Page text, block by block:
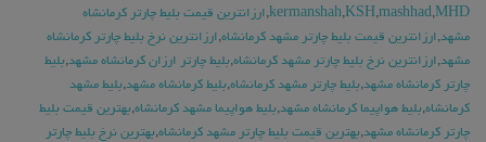
kermanshah,KSH,mashhad,MHD
,ارزانترین قیمت بلیط چارتر کرمانشاه
مشهد,ارزانترین قیمت بلیط چارتر مشهد کرمانشاه,ارزانترین نرخ بلیط چارتر کرمانشاه
مشهد,ارزانترین نرخ بلیط چارتر مشهد کرمانشاه,بلیط چارتر ارزان کرمانشاه مشهد,بلیط
چارتر کرمانشاه مشهد,بلیط چارتر مشهد کرمانشاه,بلیط کرمانشاه مشهد,بلیط مشهد
کرمانشاه,بلیط هواپیما کرمانشاه مشهد,بلیط هواپیما مشهد کرمانشاه,بهترین قیمت بلیط
چارتر کرمانشاه مشهد,بهترین قیمت بلیط چارتر مشهد کرمانشاه,بهترین نرخ بلیط چارتر